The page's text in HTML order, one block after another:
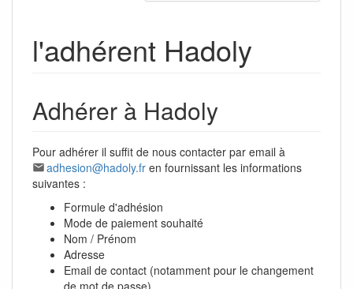
l'adhérent Hadoly
Adhérer à Hadoly
Pour adhérer il suffit de nous contacter par email à
adhesion@hadoly.fr en fournissant les informations
suivantes :
Formule d'adhésion
Mode de paiement souhaité
Nom / Prénom
Adresse
Email de contact (notamment pour le changement
de mot de passe)